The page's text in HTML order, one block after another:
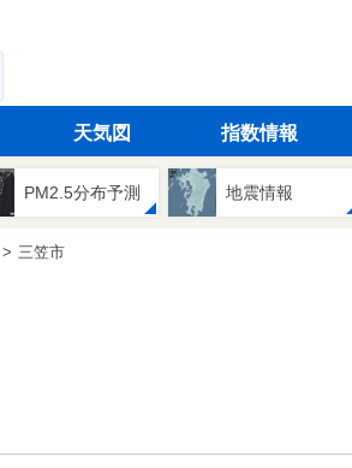
天気図 指数情報
PM2.5分布予測 地震情報
三笠市